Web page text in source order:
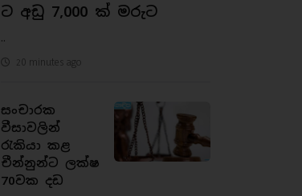
ට අඩු 7,000 ක් මරුට
..
20 minutes ago
සංචාරක
වීසාවලින්
රැකියා කළ
චීන්නුන්ට ලක්ෂ
70වක දඩ